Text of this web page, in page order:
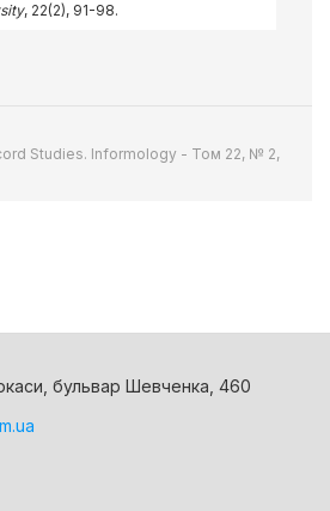
, 22(2), 91-98.
Studies. Informology - Том 22, № 2,
бульвар Шевченка, 460